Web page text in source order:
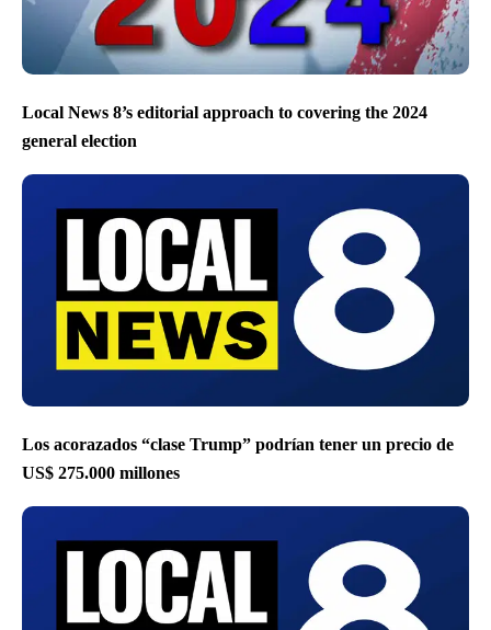
Local News 8’s editorial approach to covering the 2024
general election
Los acorazados “clase Trump” podrían tener un precio de
US$ 275.000 millones